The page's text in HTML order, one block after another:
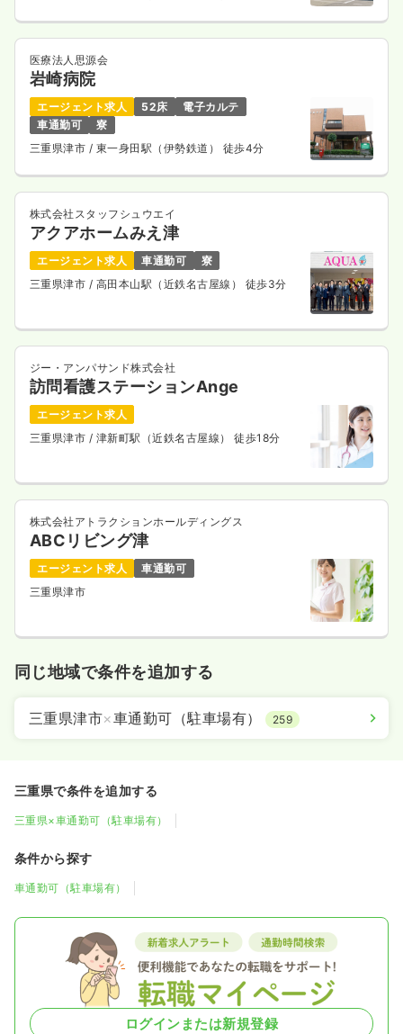
医療法人思源会
岩崎病院
エージェント求人 52床
電子カルテ
車通勤可
寮
三重県津市 / 東一身田駅（伊勢鉄道） 徒歩4分
株式会社スタッフシュウエイ
アクアホームみえ津
エージェント求人 車通勤可
寮
三重県津市 / 高田本山駅（近鉄名古屋線） 徒歩3分
ジー・アンパサンド株式会社
訪問看護ステーションAnge
エージェント求人
三重県津市 / 津新町駅（近鉄名古屋線） 徒歩18分
株式会社アトラクションホールディングス
ABCリビング津
エージェント求人
車通勤可
三重県津市
同じ地域で条件を追加する
三重県津市×車通勤可（駐車場有） 259
三重県で条件を追加する
三重県×車通勤可（駐車場有）
条件から探す
車通勤可（駐車場有）
ログインまたは新規登録